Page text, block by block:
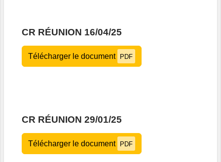
CR RÉUNION 16/04/25
Télécharger le document PDF
CR RÉUNION 29/01/25
Télécharger le document PDF